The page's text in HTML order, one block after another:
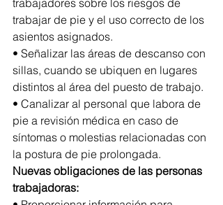
trabajadores sobre los riesgos de
trabajar de pie y el uso correcto de los
asientos asignados.
• Señalizar las áreas de descanso con
sillas, cuando se ubiquen en lugares
distintos al área del puesto de trabajo.
• Canalizar al personal que labora de
pie a revisión médica en caso de
síntomas o molestias relacionadas con
la postura de pie prolongada.
Nuevas obligaciones de las personas
trabajadoras: